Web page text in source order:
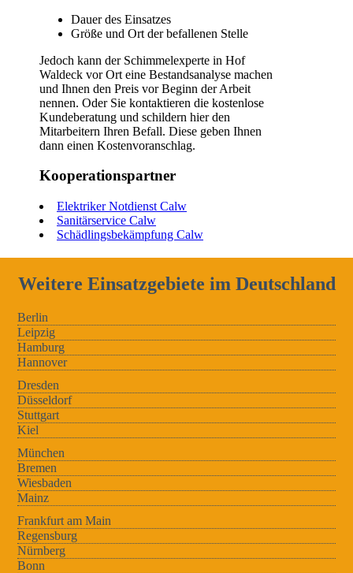
Dauer des Einsatzes
Größe und Ort der befallenen Stelle
Jedoch kann der Schimmelexperte in Hof
Waldeck vor Ort eine Bestandsanalyse machen
und Ihnen den Preis vor Beginn der Arbeit
nennen. Oder Sie kontaktieren die kostenlose
Kundeberatung und schildern hier den
Mitarbeitern Ihren Befall. Diese geben Ihnen
dann einen Kostenvoranschlag.
Kooperationspartner
Elektriker Notdienst Calw
Sanitärservice Calw
Schädlingsbekämpfung Calw
Weitere Einsatzgebiete im Deutschland
Berlin
Leipzig
Hamburg
Hannover
Dresden
Düsseldorf
Stuttgart
Kiel
München
Bremen
Wiesbaden
Mainz
Frankfurt am Main
Regensburg
Nürnberg
Bonn